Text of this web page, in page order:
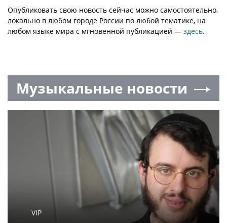
"Краснодаром"
Опубликовать свою новость сейчас можно самостоятельно,
локально в любом городе России по любой тематике, на
любом языке мира с мгновенной публикацией — здесь.
Музыкальные новости
VIP